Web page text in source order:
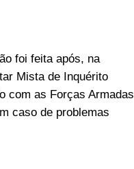
foi feita após, na
Mista de Inquérito
com as Forças Armadas
caso de problemas